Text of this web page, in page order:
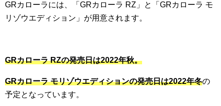
GRカローラには、「GRカローラ RZ」と「GRカローラ モ
リゾウエディション」が用意されます。
GRカローラ RZの発売日は2022年秋。
GRカローラ モリゾウエディションの発売日は2022年冬の
予定となっています。